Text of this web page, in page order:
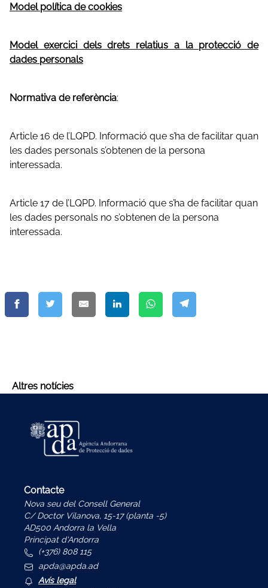
Model política de cookies
Model exercici dels drets relatius a la protecció de
dades personals
Normativa de referència:
Article 16 de l’LQPD. Informació que s’ha de facilitar quan
les dades personals s’obtenen de la persona
interessada.
Article 17 de l’LQPD. Informació que s’ha de facilitar quan
les dades personals no s’obtenen de la persona
interessada.
Altres notícies
Contacte
Nova seu del Consell General
C/ Doctor Vilanova, 15-17 (planta -5)
AD500 Andorra la Vella
Principat d'Andorra
(+376) 808 115
apda@apda.ad
Avís legal